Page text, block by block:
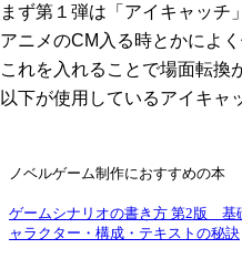
まず第１弾は「アイキャッチ
アニメのCM入る時とかによく
これを入れることで場面転換
以下が使用しているアイキャ